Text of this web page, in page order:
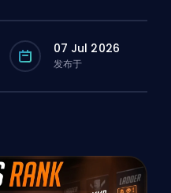
07 Jul 2026
发布于